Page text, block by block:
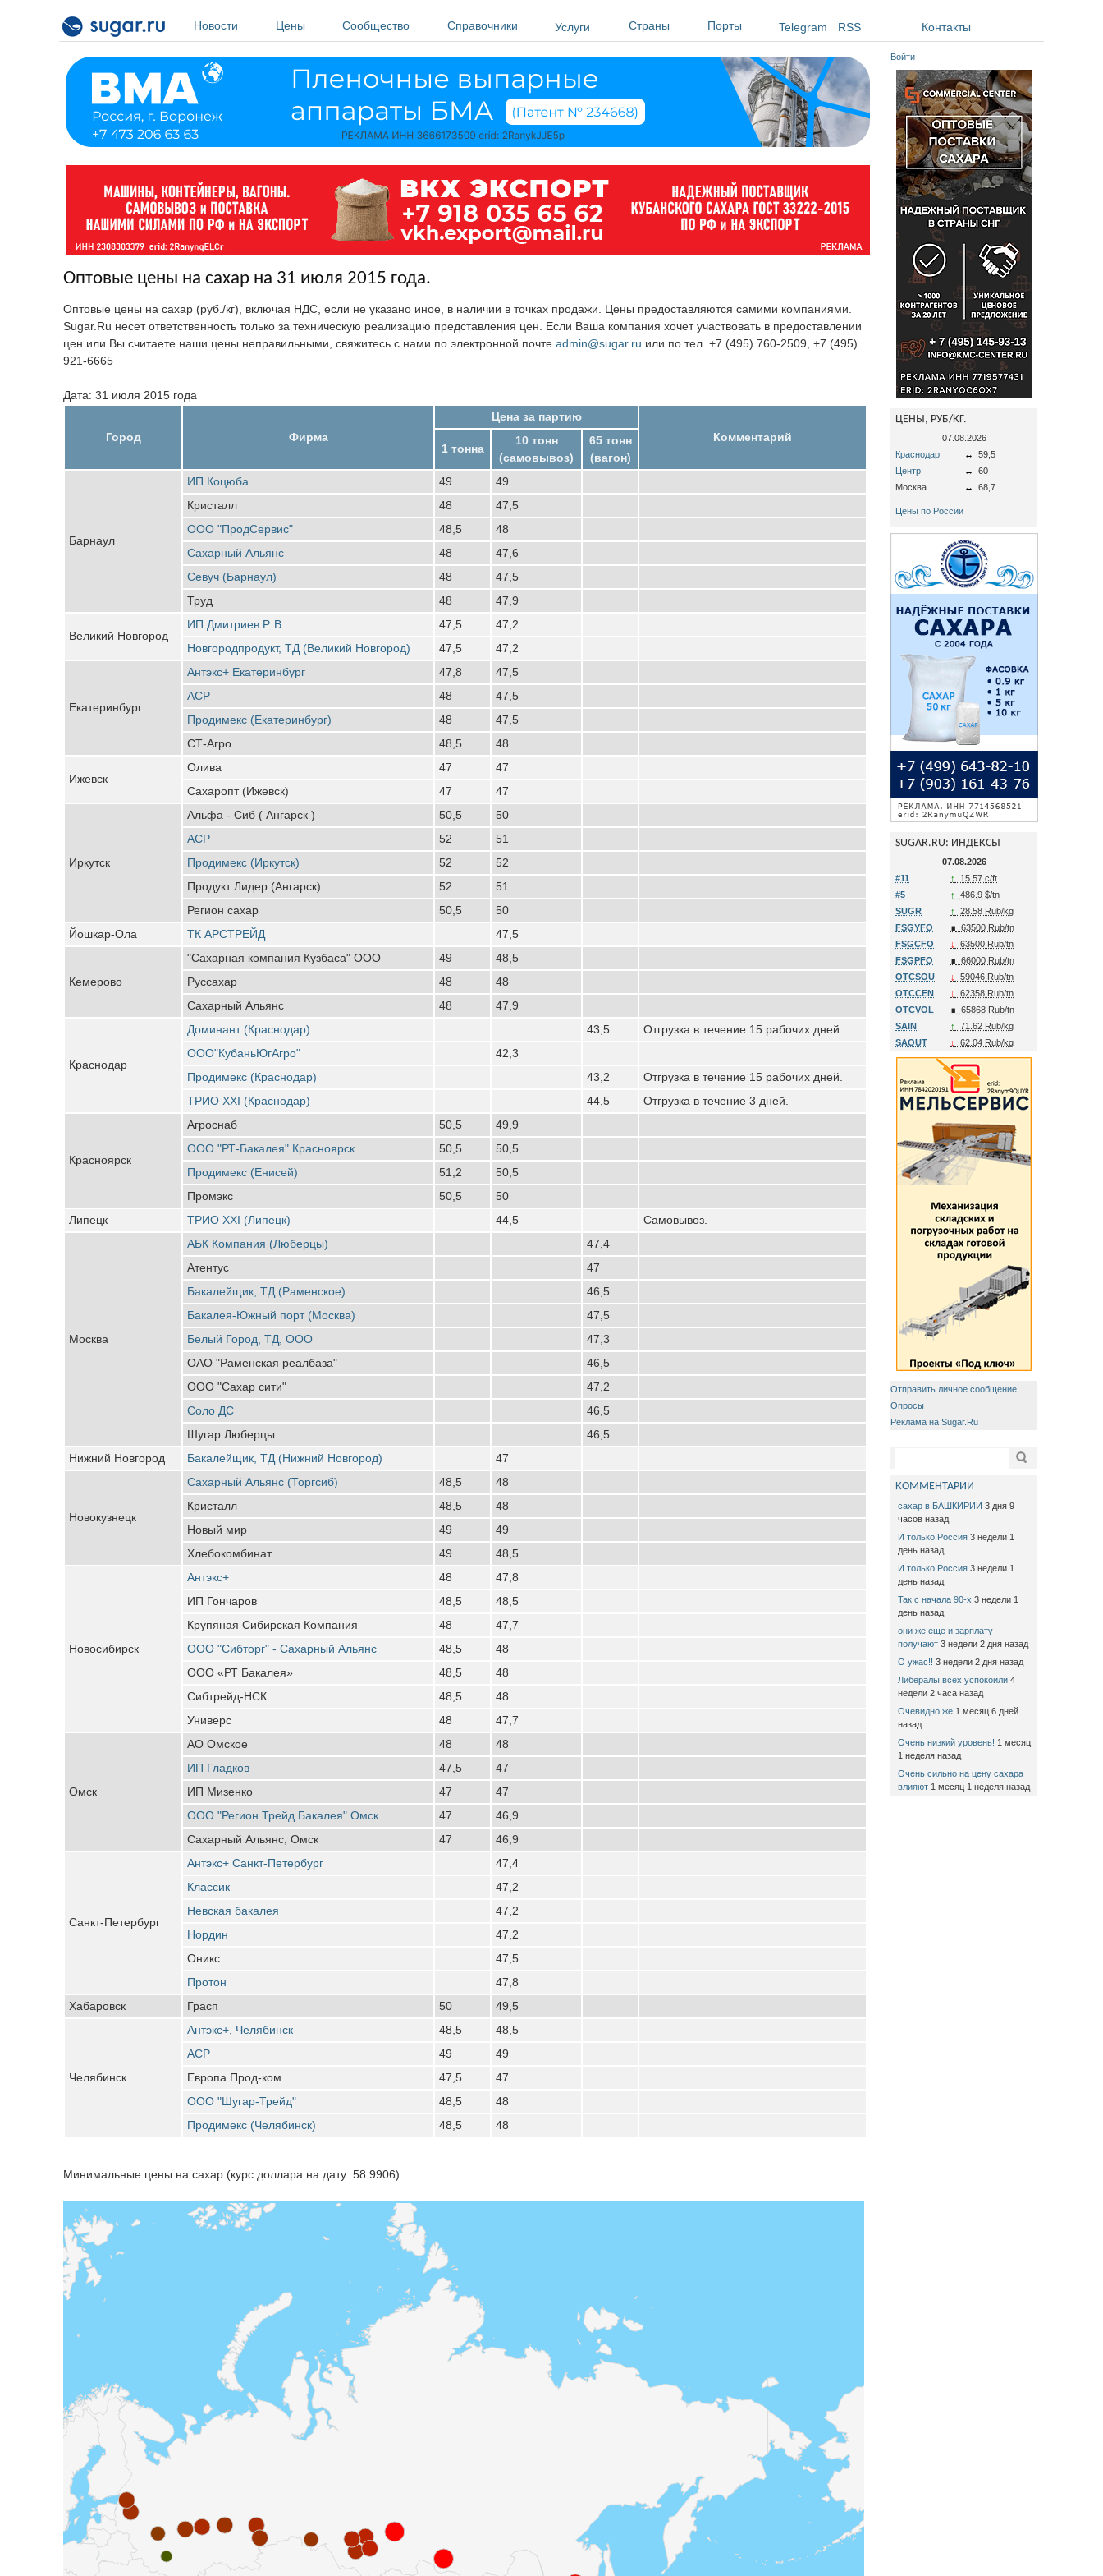
Новости
Цены Сообщество Справочники Услуги Страны Порты Telegram RSS Контакты
Оптовые цены на сахар на 31 июля 2015 года.
Оптовые цены на сахар (руб./кг), включая НДС, если не указано иное, в наличии в точках продажи. Цены предоставляются самими компаниями.
Sugar.Ru несет ответственность только за техническую реализацию представления цен. Если Ваша компания хочет участвовать в предоставлении
цен или Вы считаете наши цены неправильными, свяжитесь с нами по электронной почте admin@sugar.ru или по тел. +7 (495) 760-2509, +7 (495)
921-6665
Дата: 31 июля 2015 года
Город Фирма
Цена за партию
Комментарий
1 тонна
10 тонн
(самовывоз)
65 тонн
(вагон)
Барнаул
ИП Коцюба 49
49
Кристалл
48
47,5
ООО "ПродСервис"
48,5
48
Сахарный Альянс
48
47,6
Севуч (Барнаул)
48
47,5
Труд
48 47,9
Великий Новгород
ИП Дмитриев Р. В. 47,5
47,2
Новгородпродукт, ТД (Великий Новгород)
47,5 47,2
Екатеринбург
Антэкс+ Екатеринбург 47,8
47,5
АСР
48
47,5
Продимекс (Екатеринбург)
48
47,5
СТ-Агро
48,5 48
Ижевск
Олива 47
47
Сахаропт (Ижевск)
47 47
Иркутск
Альфа - Сиб ( Ангарск ) 50,5
50
АСР
52
51
Продимекс (Иркутск)
52
52
Продукт Лидер (Ангарск)
52
51
Регион сахар
50,5
50
Йошкар-Ола
ТК АРСТРЕЙД 47,5
Кемерово
"Сахарная компания Кузбаса" ООО 49
48,5
Руссахар
48
48
Сахарный Альянс
48 47,9
Краснодар
Доминант (Краснодар) 43,5
Отгрузка в течение 15 рабочих дней.
ООО"КубаньЮгАгро"
42,3
Продимекс (Краснодар)
43,2
Отгрузка в течение 15 рабочих дней.
ТРИО XXI (Краснодар)
44,5 Отгрузка в течение 3 дней.
Красноярск
Агроснаб 50,5
49,9
ООО "РТ-Бакалея" Красноярск
50,5
50,5
Продимекс (Енисей)
51,2
50,5
Промэкс
50,5
50
Липецк
ТРИО ХХI (Липецк) 44,5 Самовывоз.
Москва
АБК Компания (Люберцы)
47,4
Атентус
47
Бакалейщик, ТД (Раменское)
46,5
Бакалея-Южный порт (Москва)
47,5
Белый Город, ТД, ООО
47,3
ОАО "Раменская реалбаза"
46,5
ООО "Сахар сити"
47,2
Соло ДС
46,5
Шугар Люберцы
46,5
Нижний Новгород
Бакалейщик, ТД (Нижний Новгород) 47
Новокузнецк
Сахарный Альянс (Торгсиб) 48,5
48
Кристалл
48,5
48
Новый мир
49
49
Хлебокомбинат
49 48,5
Новосибирск
Антэкс+ 48
47,8
ИП Гончаров
48,5
48,5
Крупяная Сибирская Компания
48
47,7
ООО "Сибторг" - Сахарный Альянс
48,5
48
ООО «РТ Бакалея»
48,5
48
Сибтрейд-НСК
48,5
48
Универс
48 47,7
Омск
АО Омское 48
48
ИП Гладков
47,5
47
ИП Мизенко
47
47
ООО "Регион Трейд Бакалея" Омск
47
46,9
Сахарный Альянс, Омск
47 46,9
Санкт-Петербург
Антэкс+ Санкт-Петербург
47,4
Классик
47,2
Невская бакалея
47,2
Нордин
47,2
Оникс
47,5
Протон
47,8
Хабаровск
Грасп 50 49,5
Челябинск
Антэкс+, Челябинск 48,5
48,5
АСР
49
49
Европа Прод-ком
47,5
47
ООО "Шугар-Трейд"
48,5
48
Продимекс (Челябинск)
48,5 48
Минимальные цены на сахар (курс доллара на дату: 58.9906)
Войти
ЦЕНЫ, РУБ/КГ.
07.08.2026
Краснодар
↔
59,5
Центр
↔
60
Москва
↔ 68,7
Цены по России
SUGAR.RU: ИНДЕКСЫ
07.08.2026
#11
↑
15.57 c/ft
#5
↑
486.9 $/tn
SUGR
↑
28.58 Rub/kg
FSGYFO
∎ 63500 Rub/tn
FSGCFO
↓
63500 Rub/tn
FSGPFO
∎ 66000 Rub/tn
OTCSOU
↓
59046 Rub/tn
OTCCEN
↓
62358 Rub/tn
OTCVOL
∎ 65868 Rub/tn
SAIN
↑
71.62 Rub/kg
SAOUT
↓ 62.04 Rub/kg
Отправить личное сообщение
Опросы
Реклама на Sugar.Ru
Поиск
КОММЕНТАРИИ
сахар в БАШКИРИИ 3 дня 9
часов назад
И только Россия 3 недели 1
день назад
И только Россия 3 недели 1
день назад
Так с начала 90-х 3 недели 1
день назад
они же еще и зарплату
получают 3 недели 2 дня назад
О ужас!! 3 недели 2 дня назад
Либералы всех успокоили 4
недели 2 часа назад
Очевидно же 1 месяц 6 дней
назад
Очень низкий уровень! 1 месяц
1 неделя назад
Очень сильно на цену сахара
влияют 1 месяц 1 неделя назад